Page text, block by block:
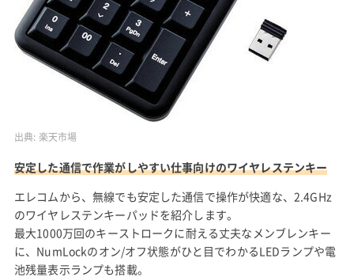
出典: 楽天市場
安定した通信で作業がしやすい仕事向けのワイヤレステンキー
エレコムから、無線でも安定した通信で操作が快適な、2.4GHz
のワイヤレステンキーパッドを紹介します。
最大1000万回のキーストロークに耐える丈夫なメンブレンキー
に、NumLockのオン/オフ状態がひと目でわかるLEDランプや電
池残量表示ランプも搭載。